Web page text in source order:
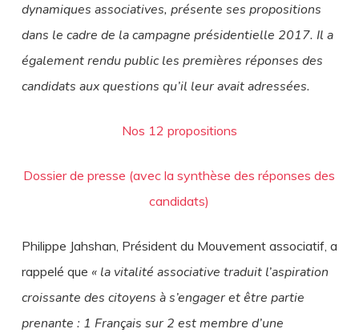
dynamiques associatives, présente ses propositions
dans le cadre de la campagne présidentielle 2017. Il a
également rendu public les premières réponses des
candidats aux questions qu’il leur avait adressées.
Nos 12 propositions
Dossier de presse (avec la synthèse des réponses des
candidats)
Philippe Jahshan, Président du Mouvement associatif, a
rappelé que « la vitalité associative traduit l’aspiration
croissante des citoyens à s’engager et être partie
prenante : 1 Français sur 2 est membre d’une